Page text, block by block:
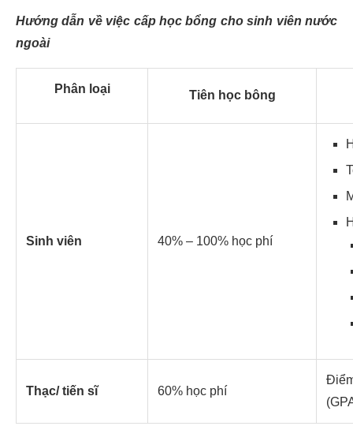
Hướng dẫn về việc cấp học bổng cho sinh viên nước
ngoài
Phân loại Tiên học bông
Sinh viên 40% – 100% học phí
Thạc/ tiến sĩ 60% học phí